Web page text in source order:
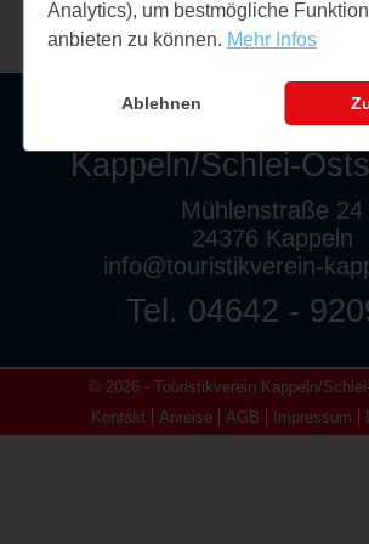
Kappeln/Schlei-
Mühlenstraße 24
24376 Kappeln
info@touristikverein-
Tel. 04642 -
© 2026 - Touristikverein Kappeln/
Kontakt
Anreise AGB Impressum
Analytics), um bestmögliche
anbieten zu können. Mehr Infos
Ablehnen